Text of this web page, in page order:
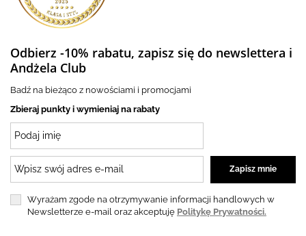
Odbierz -10% rabatu, zapisz się do newslettera i
Andżela Club
Badź na bieżąco z nowościami i promocjami
Zbieraj punkty i wymieniaj na rabaty
Wyrażam zgode na otrzymywanie informacji handlowych w
Newsletterze e-mail oraz akceptuję Politykę Prywatności.